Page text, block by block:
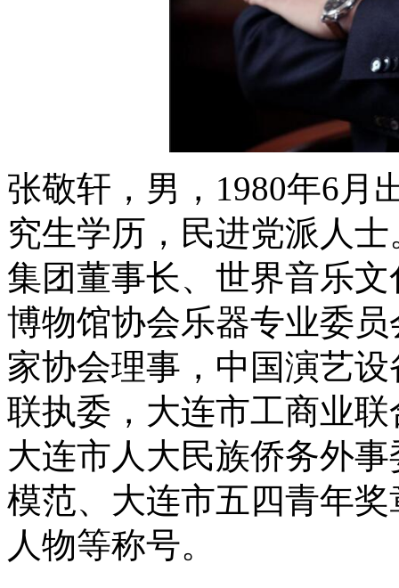
张敬轩，男，1980年6月
究生学历，民进党派人
集团董事长、世界音乐
博物馆协会乐器专业委
家协会理事，中国演艺
联执委，大连市工商业
大连市人大民族侨务外
模范、大连市五四青年
人物等称号。